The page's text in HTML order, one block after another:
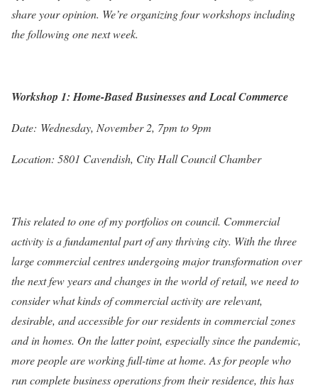
share your opinion. We’re organizing four workshops including
the following one next week.
Workshop 1: Home-Based Businesses and Local Commerce
Date: Wednesday, November 2, 7pm to 9pm
Location: 5801 Cavendish, City Hall Council Chamber
This related to one of my portfolios on council. Commercial
activity is a fundamental part of any thriving city. With the three
large commercial centres undergoing major transformation over
the next few years and changes in the world of retail, we need to
consider what kinds of commercial activity are relevant,
desirable, and accessible for our residents in commercial zones
and in homes. On the latter point, especially since the pandemic,
more people are working full-time at home. As for people who
run complete business operations from their residence, this has